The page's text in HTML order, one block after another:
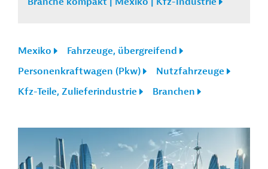
Mexiko
Fahrzeuge, übergreifend
Personenkraftwagen (Pkw)
Nutzfahrzeuge
Kfz-Teile, Zulieferindustrie
Branchen